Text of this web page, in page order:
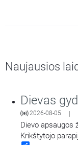
Naujausios
Dievas
2026-08-05
Dievo apsaugos
Krikštytojo